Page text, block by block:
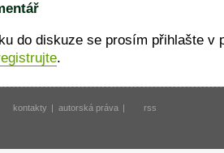
do diskuze se prosím přihlašte v
.
kontakty | autorská práva | rss